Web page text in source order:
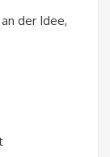
der Idee,